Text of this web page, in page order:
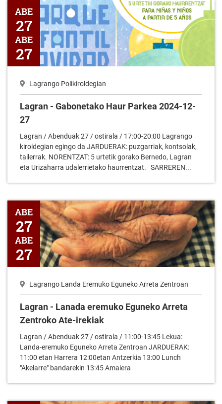
Lagran - Gabonetako Haur Parkea 2024-12-27
ABE
27
ABE
27
Lagrango Polikiroldegian
Lagran - Gabonetako Haur Parkea 2024-12-
27
Lagran / Abenduak 27 / ostirala / 17:00-20:00 Lagrango
kiroldegian egingo da JARDUERAK: puzgarriak, kontsolak,
tailerrak. NORENTZAT: 5 urtetik gorako Bernedo, Lagran
eta Urizaharra udalerrietako haurrentzat. SARREREN...
Lagran - Lanada eremuko Eguneko Arreta Zentroko Ate-irekiak
ABE
27
ABE
27
Lagrango Landa Eremuko Eguneko Arreta Zentroan
Lagran - Lanada eremuko Eguneko Arreta
Zentroko Ate-irekiak
Lagran / Abenduak 27 / ostirala / 11:00-13:45 Lekua:
Landa-eremuko Eguneko Arreta Zentroan JARDUERAK:
11:00 etan Harrera 12:00etan Antzerkia 13:00 Lunch
"Akelarre" bandarekin 13:45 Amaiera